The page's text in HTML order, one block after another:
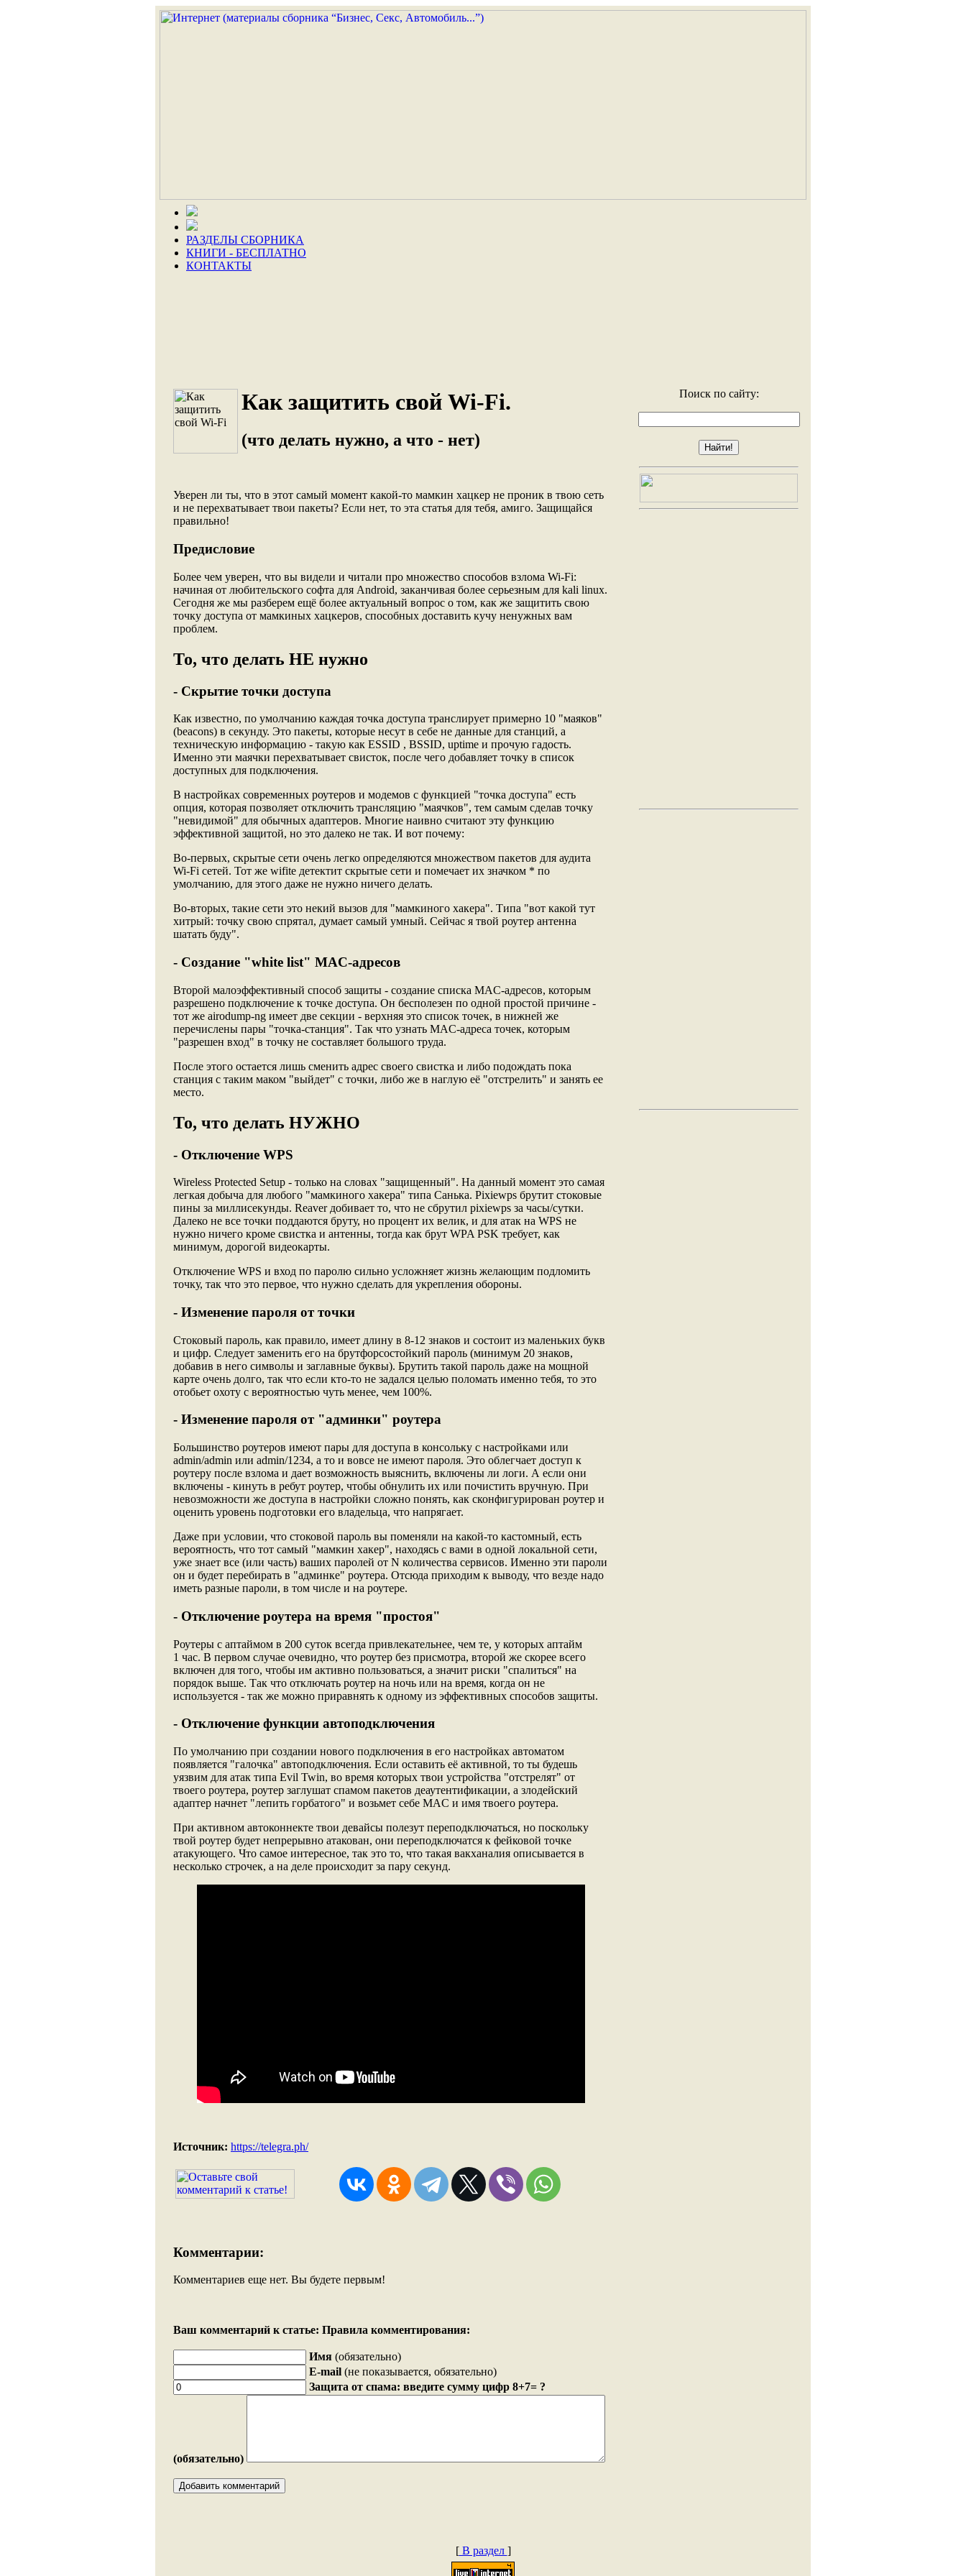
РАЗДЕЛЫ СБОРНИКА
КНИГИ - БЕСПЛАТНО
КОНТАКТЫ
Как защитить свой Wi-Fi.
(что делать нужно, а что - нет)
Уверен ли ты, что в этот самый момент какой-то мамкин хацкер не проник в твою сеть
и не перехватывает твои пакеты? Если нет, то эта статья для тебя, амиго. Защищайся
правильно!
Предисловие
Более чем уверен, что вы видели и читали про множество способов взлома Wi-Fi:
начиная от любительского софта для Android, заканчивая более серьезным для kali linux.
Сегодня же мы разберем ещё более актуальный вопрос о том, как же защитить свою
точку доступа от мамкиных хацкеров, способных доставить кучу ненужных вам
проблем.
То, что делать НЕ нужно
- Скрытие точки доступа
Как известно, по умолчанию каждая точка доступа транслирует примерно 10 "маяков"
(beacons) в секунду. Это пакеты, которые несут в себе не данные для станций, а
техническую информацию - такую как ESSID , BSSID, uptime и прочую гадость.
Именно эти маячки перехватывает свисток, после чего добавляет точку в список
доступных для подключения.
В настройках современных роутеров и модемов с функцией "точка доступа" есть
опция, которая позволяет отключить трансляцию "маячков", тем самым сделав точку
"невидимой" для обычных адаптеров. Многие наивно считают эту функцию
эффективной защитой, но это далеко не так. И вот почему:
Во-первых, скрытые сети очень легко определяются множеством пакетов для аудита
Wi-Fi сетей. Тот же wifite детектит скрытые сети и помечает их значком * по
умолчанию, для этого даже не нужно ничего делать.
Во-вторых, такие сети это некий вызов для "мамкиного хакера". Типа "вот какой тут
хитрый: точку свою спрятал, думает самый умный. Сейчас я твой роутер антенна
шатать буду".
- Создание "white list" MAC-адресов
Второй малоэффективный способ защиты - создание списка MAC-адресов, которым
разрешено подключение к точке доступа. Он бесполезен по одной простой причине -
тот же airodump-ng имеет две секции - верхняя это список точек, в нижней же
перечислены пары "точка-станция". Так что узнать MAC-адреса точек, которым
"разрешен вход" в точку не составляет большого труда.
После этого остается лишь сменить адрес своего свистка и либо подождать пока
станция с таким маком "выйдет" с точки, либо же в наглую её "отстрелить" и занять ее
место.
То, что делать НУЖНО
- Отключение WPS
Wireless Protected Setup - только на словах "защищенный". На данный момент это самая
легкая добыча для любого "мамкиного хакера" типа Санька. Pixiewps брутит стоковые
пины за миллисекунды. Reaver добивает то, что не сбрутил pixiewps за часы/сутки.
Далеко не все точки поддаются бруту, но процент их велик, и для атак на WPS не
нужно ничего кроме свистка и антенны, тогда как брут WPA PSK требует, как
минимум, дорогой видеокарты.
Отключение WPS и вход по паролю сильно усложняет жизнь желающим подломить
точку, так что это первое, что нужно сделать для укрепления обороны.
- Изменение пароля от точки
Стоковый пароль, как правило, имеет длину в 8-12 знаков и состоит из маленьких букв
и цифр. Следует заменить его на брутфорсостойкий пароль (минимум 20 знаков,
добавив в него символы и заглавные буквы). Брутить такой пароль даже на мощной
карте очень долго, так что если кто-то не задался целью поломать именно тебя, то это
отобьет охоту с вероятностью чуть менее, чем 100%.
- Изменение пароля от "админки" роутера
Большинство роутеров имеют пары для доступа в консольку с настройками или
admin/admin или admin/1234, а то и вовсе не имеют пароля. Это облегчает доступ к
роутеру после взлома и дает возможность выяснить, включены ли логи. А если они
включены - кинуть в ребут роутер, чтобы обнулить их или почистить вручную. При
невозможности же доступа в настройки сложно понять, как сконфигурирован роутер и
оценить уровень подготовки его владельца, что напрягает.
Даже при условии, что стоковой пароль вы поменяли на какой-то кастомный, есть
вероятность, что тот самый "мамкин хакер", находясь с вами в одной локальной сети,
уже знает все (или часть) ваших паролей от N количества сервисов. Именно эти пароли
он и будет перебирать в "админке" роутера. Отсюда приходим к выводу, что везде надо
иметь разные пароли, в том числе и на роутере.
- Отключение роутера на время "простоя"
Роутеры с аптаймом в 200 суток всегда привлекательнее, чем те, у которых аптайм
1 час. В первом случае очевидно, что роутер без присмотра, второй же скорее всего
включен для того, чтобы им активно пользоваться, а значит риски "спалиться" на
порядок выше. Так что отключать роутер на ночь или на время, когда он не
используется - так же можно приравнять к одному из эффективных способов защиты.
- Отключение функции автоподключения
По умолчанию при создании нового подключения в его настройках автоматом
появляется "галочка" автоподключения. Если оставить её активной, то ты будешь
уязвим для атак типа Evil Twin, во время которых твои устройства "отстрелят" от
твоего роутера, роутер заглушат спамом пакетов деаутентификации, а злодейский
адаптер начнет "лепить горбатого" и возьмет себе MAC и имя твоего роутера.
При активном автоконнекте твои девайсы полезут переподключаться, но поскольку
твой роутер будет непрерывно атакован, они переподключатся к фейковой точке
атакующего. Что самое интересное, так это то, что такая вакханалия описывается в
несколько строчек, а на деле происходит за пару секунд.
Источник: https://telegra.ph/
Комментарии:
Комментариев еще нет. Вы будете первым!
Ваш комментарий к статье: Правила комментирования:
Имя (обязательно)
E-mail (не показывается, обязательно)
Защита от спама: введите сумму цифр 8+7= ?
(обязательно)
Поиск по сайту:
[В раздел ]